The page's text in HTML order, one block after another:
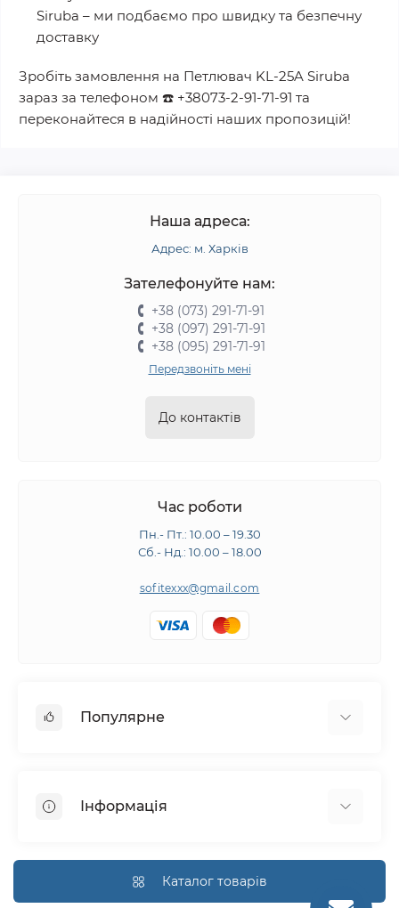
Siruba – ми подбаємо про швидку та безпечну
доставку
Зробіть замовлення на Петлювач KL-25A Siruba
зараз за телефоном ☎️ +38073-2-91-71-91 та
переконайтеся в надійності наших пропозицій!
Наша адреса:
Адрес: м. Харків
Зателефонуйте нам:
+38 (073) 291-71-91
+38 (097) 291-71-91
+38 (095) 291-71-91
Передзвоніть мені
До контактів
Час роботи
Пн.- Пт.: 10.00 – 19.30
Сб.- Нд.: 10.00 – 18.00
sofitexxx@gmail.com
Популярне
Розкрійне обладнання
Виробники
Інформація
Доставка і оплата
Гарантія
Каталог товарів